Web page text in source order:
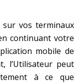
sur vos terminaux
continuant votre
mobile de
l’Utilisateur peut
à ce que